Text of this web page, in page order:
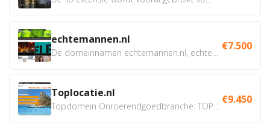
echtemannen.nl €7.500
Toplocatie.nl €9.450